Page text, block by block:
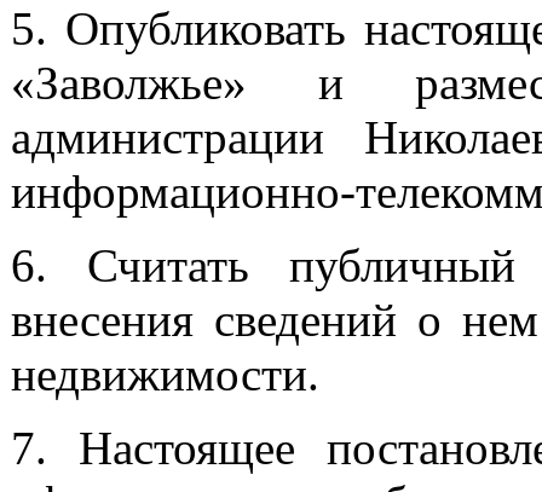
5. Опубликовать
«Заволжье» и
администрации
информационно-
6. Считать публичный
внесения сведений о
недвижимости.
7. Настоящее